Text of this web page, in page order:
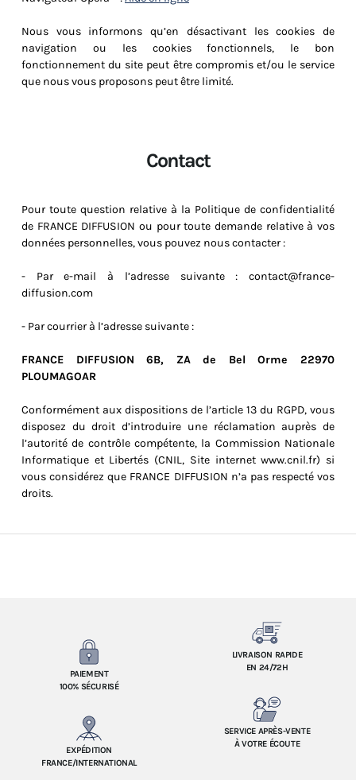
Nous vous informons qu’en désactivant les cookies de
navigation ou les cookies fonctionnels, le bon
fonctionnement du site peut être compromis et/ou le service
que nous vous proposons peut être limité.
Contact
Pour toute question relative à la Politique de confidentialité
de FRANCE DIFFUSION ou pour toute demande relative à vos
données personnelles, vous pouvez nous contacter :
- Par e-mail à l’adresse suivante : contact@france-
diffusion.com
- Par courrier à l’adresse suivante :
FRANCE DIFFUSION 6B, ZA de Bel Orme 22970
PLOUMAGOAR
Conformément aux dispositions de l’article 13 du RGPD, vous
disposez du droit d’introduire une réclamation auprès de
l’autorité de contrôle compétente, la Commission Nationale
Informatique et Libertés (CNIL, Site internet www.cnil.fr) si
vous considérez que FRANCE DIFFUSION n’a pas respecté vos
droits.
PAIEMENT
100% SÉCURISÉ
LIVRAISON RAPIDE
EN 24/72H
EXPÉDITION
FRANCE/INTERNATIONAL
SERVICE APRÈS-VENTE
À VOTRE ÉCOUTE